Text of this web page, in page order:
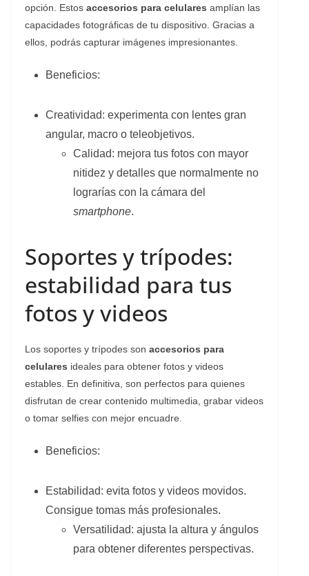
opción. Estos accesorios para celulares amplían las
capacidades fotográficas de tu dispositivo. Gracias a
ellos, podrás capturar imágenes impresionantes.
Beneficios:
Creatividad: experimenta con lentes gran
angular, macro o teleobjetivos.
Calidad: mejora tus fotos con mayor
nitidez y detalles que normalmente no
lograrías con la cámara del
smartphone.
Soportes y trípodes:
estabilidad para tus
fotos y videos
Los soportes y trípodes son accesorios para
celulares ideales para obtener fotos y videos
estables. En definitiva, son perfectos para quienes
disfrutan de crear contenido multimedia, grabar videos
o tomar selfies con mejor encuadre.
Beneficios:
Estabilidad: evita fotos y videos movidos.
Consigue tomas más profesionales.
Versatilidad: ajusta la altura y ángulos
para obtener diferentes perspectivas.